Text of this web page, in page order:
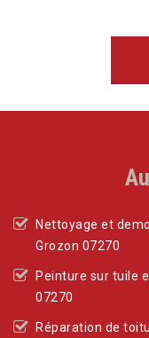
Nettoyage et
Grozon 07270
Peinture sur tuile
07270
Réparation de